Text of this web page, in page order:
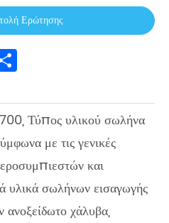
Ερώτησης
Τύπος υλικού σωλήνα
με τις γενικές
και
υλικά σωλήνων εισαγωγής
χάλυβα,